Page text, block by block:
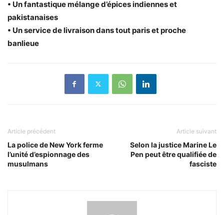
• Un fantastique mélange d’épices indiennes et
pakistanaises
• Un service de livraison dans tout paris et proche
banlieue
Article précédent
La police de New York ferme
l’unité d’espionnage des
musulmans
Article suivant
Selon la justice Marine Le
Pen peut être qualifiée de
fasciste